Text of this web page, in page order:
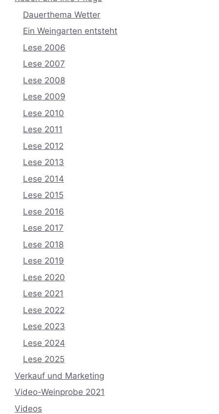
Dauerthema Wetter
Ein Weingarten entsteht
Lese 2006
Lese 2007
Lese 2008
Lese 2009
Lese 2010
Lese 2011
Lese 2012
Lese 2013
Lese 2014
Lese 2015
Lese 2016
Lese 2017
Lese 2018
Lese 2019
Lese 2020
Lese 2021
Lese 2022
Lese 2023
Lese 2024
Lese 2025
Verkauf und Marketing
Video-Weinprobe 2021
Videos